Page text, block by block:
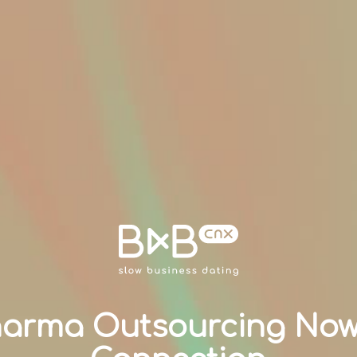
Outsourcing